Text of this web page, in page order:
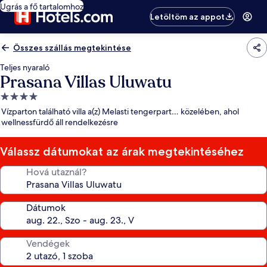
Ugrás a fő tartalomhoz
Letöltöm az appot
Összes szállás megtekintése
Teljes nyaraló
Prasana Villas Uluwatu
4.0
csillagos
szálláshely
Vízparton található villa a(z) Melasti tengerpart… közelében, ahol
wellnessfürdő áll rendelkezésre
Válassz dátumokat az árak megtekintéséhez
Hová utaznál?
Dátumok
Vendégek